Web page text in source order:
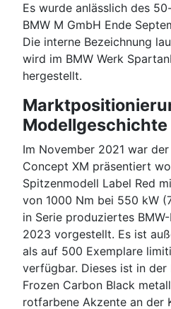
Es wurde anlässlich des
BMW M GmbH Ende
Die interne Bezeichnung
wird im BMW Werk
hergestellt.
Modellgeschichte
Im November 2021 war
Concept XM präsentiert
Spitzenmodell Label Red
von 1000 Nm bei 550 kW
in Serie produziertes
2023 vorgestellt. Es ist
als auf 500 Exemplare
verfügbar. Dieses ist in der
Frozen Carbon Black
rotfarbene Akzente an der